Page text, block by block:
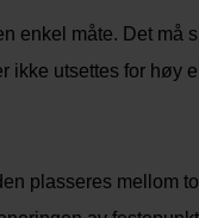
enkel måte. Det må
ikke utsettes for høy
plasseres mellom